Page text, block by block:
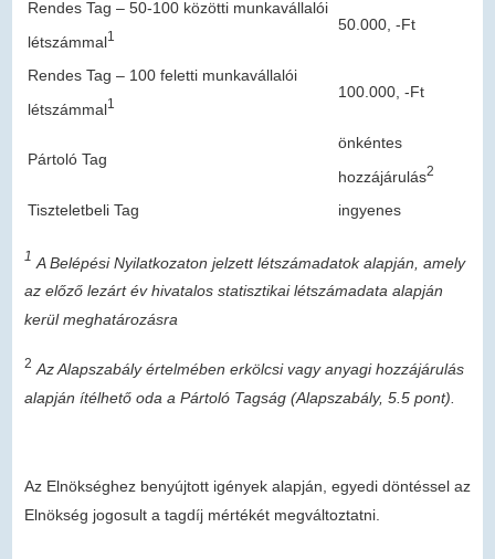
Rendes Tag – 50-100 közötti munkavállalói
létszámmal1
50.000, -Ft
Rendes Tag – 100 feletti munkavállalói
létszámmal1
100.000, -Ft
Pártoló Tag
önkéntes
hozzájárulás2
Tiszteletbeli Tag ingyenes
1 A Belépési Nyilatkozaton jelzett létszámadatok alapján, amely
az előző lezárt év hivatalos statisztikai létszámadata alapján
kerül meghatározásra
2 Az Alapszabály értelmében erkölcsi vagy anyagi hozzájárulás
alapján ítélhető oda a Pártoló Tagság (Alapszabály, 5.5 pont).
Az Elnökséghez benyújtott igények alapján, egyedi döntéssel az
Elnökség jogosult a tagdíj mértékét megváltoztatni.